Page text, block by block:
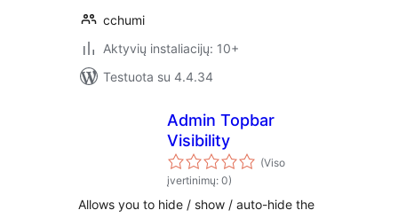
cchumi
Aktyvių instaliacijų: 10+
Testuota su 4.4.34
Admin Topbar
Visibility
(Viso
įvertinimų: 0)
Allows you to hide / show / auto-hide the